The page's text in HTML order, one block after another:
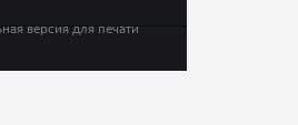
версия для печати